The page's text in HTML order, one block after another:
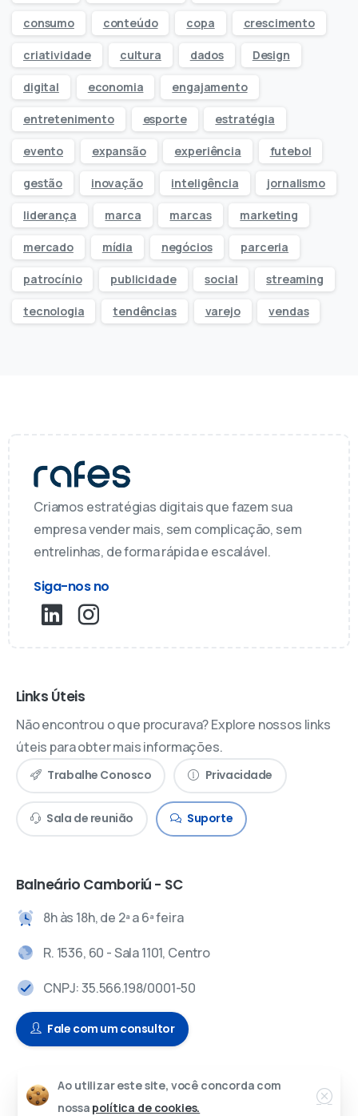
consumo conteúdo copa crescimento
criatividade cultura dados Design
digital economia engajamento
entretenimento esporte estratégia
evento expansão experiência futebol
gestão inovação inteligência jornalismo
liderança marca marcas marketing
mercado mídia negócios parceria
patrocínio publicidade social streaming
tecnologia tendências varejo vendas
Criamos estratégias digitais que fazem sua
empresa vender mais, sem complicação, sem
entrelinhas, de forma rápida e escalável.
Siga-nos no
Links Úteis
Não encontrou o que procurava? Explore nossos links
úteis para obter mais informações.
Trabalhe Conosco Privacidade
Sala de reunião Suporte
Balneário Camboriú - SC
8h às 18h, de 2ª a 6ª feira
R. 1536, 60 - Sala 1101, Centro
CNPJ: 35.566.198/0001-50
Fale com um consultor
Ao utilizar este site, você concorda com
nossa política de cookies.